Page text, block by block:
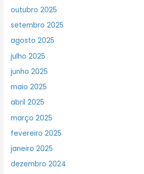
outubro 2025
setembro 2025
agosto 2025
julho 2025
junho 2025
maio 2025
abril 2025
março 2025
fevereiro 2025
janeiro 2025
dezembro 2024